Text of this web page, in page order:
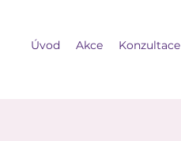
Úvod Akce Konzultace